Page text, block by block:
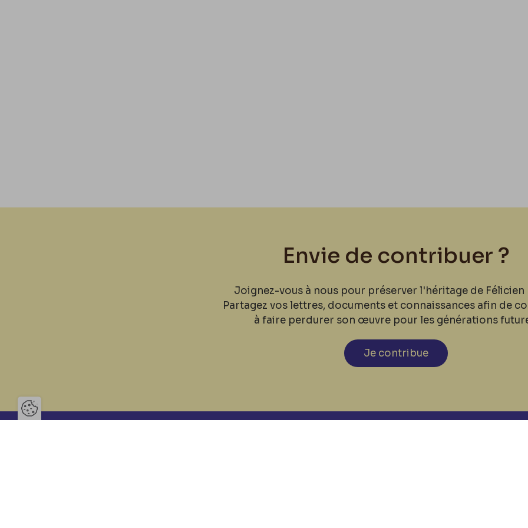
Envie de contribuer ?
Joignez-vous à nous pour préserver l'héritage de Félicien
Partagez vos lettres, documents et connaissances afin de
à faire perdurer son œuvre pour les générations
Je contribue
Ouvrir la barre de gestion des cookies